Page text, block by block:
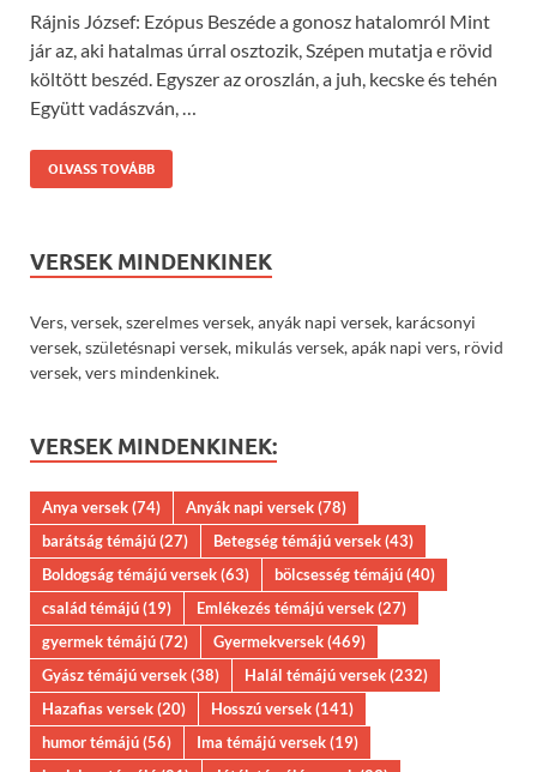
Rájnis József: Ezópus Beszéde a gonosz hatalomról Mint
jár az, aki hatalmas úrral osztozik, Szépen mutatja e rövid
költött beszéd. Egyszer az oroszlán, a juh, kecske és tehén
Együtt vadászván, …
OLVASS TOVÁBB
VERSEK MINDENKINEK
Vers, versek, szerelmes versek, anyák napi versek, karácsonyi
versek, születésnapi versek, mikulás versek, apák napi vers, rövid
versek, vers mindenkinek.
VERSEK MINDENKINEK:
Anya versek(74) Anyák napi versek(78)
barátság témájú(27) Betegség témájú versek(43)
Boldogság témájú versek(63) bölcsesség témájú(40)
család témájú(19) Emlékezés témájú versek(27)
gyermek témájú(72) Gyermekversek(469)
Gyász témájú versek(38) Halál témájú versek(232)
Hazafias versek(20) Hosszú versek(141)
humor témájú(56) Ima témájú versek(19)